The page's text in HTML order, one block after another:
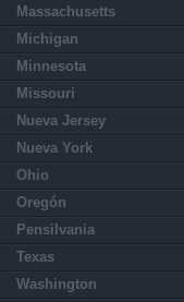
Massachusetts
Michigan
Minnesota
Missouri
Nueva Jersey
Nueva York
Ohio
Oregón
Pensilvania
Texas
Washington